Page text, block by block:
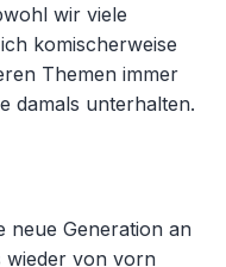
wir viele
komischerweise
Themen immer
damals unterhalten.
neue Generation an
wieder von vorn